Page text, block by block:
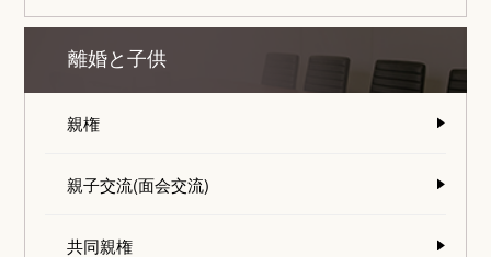
離婚と子供
親権
親子交流(面会交流)
共同親権